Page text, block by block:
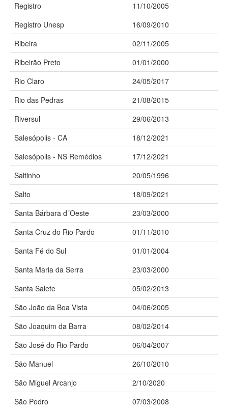
Registro
11/10/2005
Registro Unesp
16/09/2010
Ribeira
02/11/2005
Ribeirão Preto
01/01/2000
Rio Claro
24/05/2017
Rio das Pedras
21/08/2015
Riversul
29/06/2013
Salesópolis - CA
18/12/2021
Salesópolis - NS Remédios
17/12/2021
Saltinho
20/05/1996
Salto
18/09/2021
Santa Bárbara d´Oeste
23/03/2000
Santa Cruz do Rio Pardo
01/11/2010
Santa Fé do Sul
01/01/2004
Santa Maria da Serra
23/03/2000
Santa Salete
05/02/2013
São João da Boa Vista
04/06/2005
São Joaquim da Barra
08/02/2014
São José do Rio Pardo
06/04/2007
São Manuel
26/10/2010
São Miguel Arcanjo
2/10/2020
São Pedro
07/03/2008